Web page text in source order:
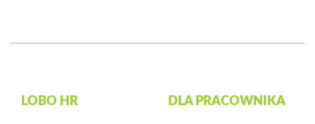
LOBO HR DLA PRACOWNIKA